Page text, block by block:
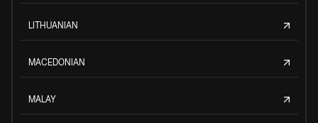
LITHUANIAN
MACEDONIAN
MALAY